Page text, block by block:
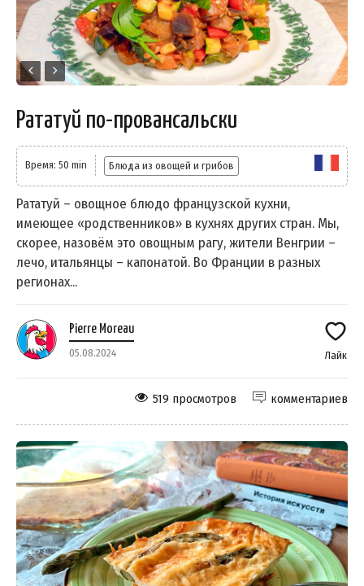
Рататуй по-провансальски
Время: 50 min Блюда из овощей и грибов
Рататуй – овощное блюдо французской кухни,
имеющее «родственников» в кухнях других стран. Мы,
скорее, назовём это овощным рагу, жители Венгрии –
лечо, итальянцы – капонатой. Во Франции в разных
регионах...
Pierre Moreau
05.08.2024 Лайк
комментариев
519 просмотров